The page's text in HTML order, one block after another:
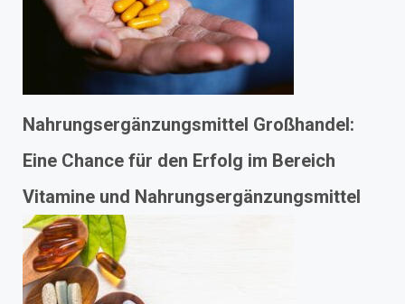
Nahrungsergänzungsmittel Großhandel:
Eine Chance für den Erfolg im Bereich
Vitamine und Nahrungsergänzungsmittel